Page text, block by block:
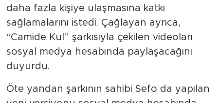
daha fazla kişiye ulaşmasına katkı
sağlamalarını istedi. Çağlayan ayrıca,
“Camide Kul” şarkısıyla çekilen videoları
sosyal medya hesabında paylaşacağını
duyurdu.
Öte yandan şarkının sahibi Sefo da yapılan